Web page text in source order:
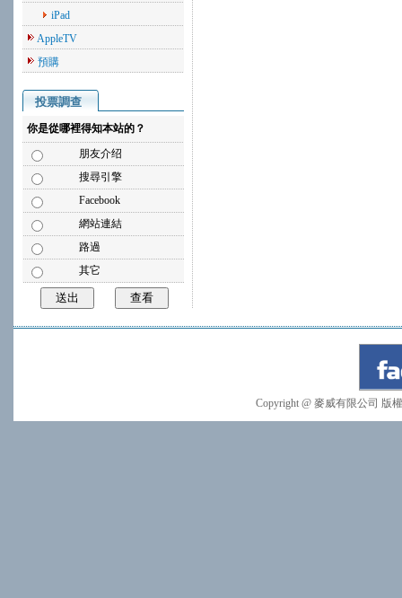
iPad
AppleTV
預購
投票調查
你是從哪裡得知本站的？
朋友介绍
搜尋引擎
Facebook
網站連結
路過
其它
Copyright @ 麥威有限公司 版